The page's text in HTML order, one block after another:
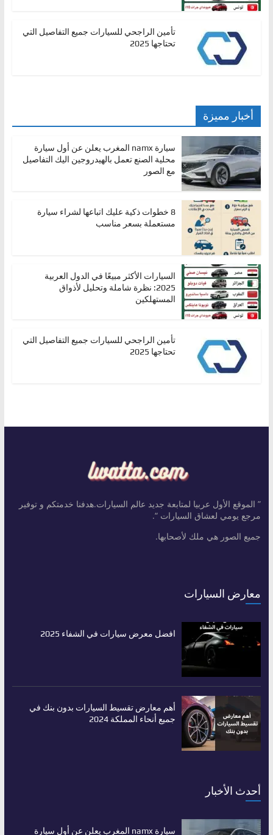
تأمين الراجحي للسيارات جميع التفاصيل التي
تحتاجها 2025
أخبار مميزة
سيارة namx المغرب يعلن عن أول سيارة
محلية الصنع تعمل بالهيدروجين اليك التفاصيل
مع الصور
8 خطوات ذكية عليك اتباعها لشراء سيارة
مستعملة بسعر مناسب
السيارات الأكثر مبيعًا في الدول العربية
2025: نظرة شاملة وتحليل لأذواق
المستهلكين
تأمين الراجحي للسيارات جميع التفاصيل التي
تحتاجها 2025
” الموقع الأول عربيا لمتابعة جديد عالم السيارات.هدفنا خدمتكم و توفير
مرجع يومي لعشاق السيارات “.
جميع الصور هي ملك لأصحابها.
معارض السيارات
افضل معرض سيارات في الشفاء 2025
أهم معارض تقسيط السيارات بدون بنك في
جميع أنحاء المملكة 2024
أحدث الأخبار
سيارة namx المغرب يعلن عن أول سيارة